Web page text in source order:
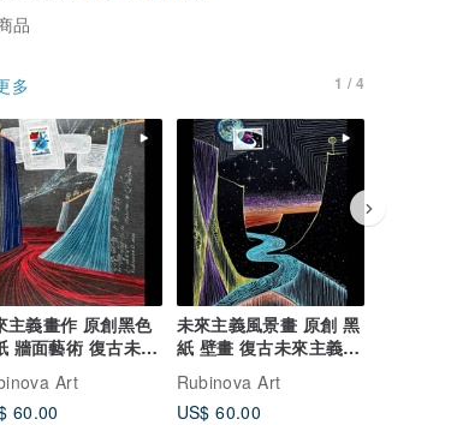
品
多 1 / 4
主義畫作 原創黑色
牆面藝術 復古未來
Art
60.00
未來主義風景畫 原創 黑
紙 壁畫 復古未來主義藝
Rubinova Art
US$ 60.00